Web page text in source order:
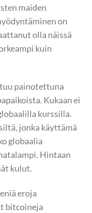
maiden
on
olla näissä
kuin
painotettuna
Kukaan ei
kurssilla.
jonka käyttämä
globaalia
Hintaan
kulut.
eroja
bitcoineja